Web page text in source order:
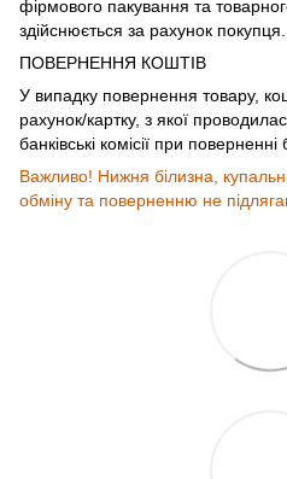
фірмового пакування та
здійснюється за рахунок покупця.
ПОВЕРНЕННЯ КОШТІВ
У випадку повернення товару,
рахунок/картку, з якої
банківські комісії при поверненні
Важливо! Нижня білизна,
обміну та поверненню не